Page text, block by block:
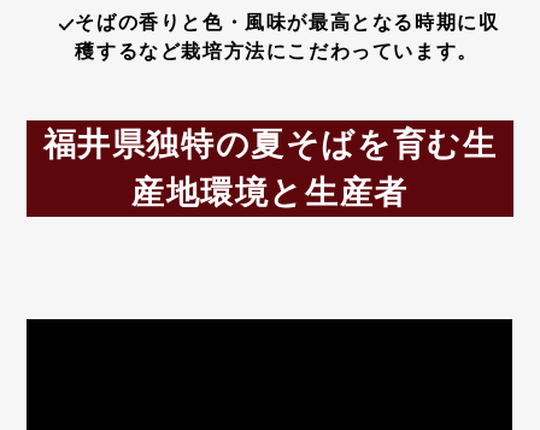
そばの香りと色・風味が最高となる時期に収
穫するなど栽培方法にこだわっています。
福井県独特の夏そばを育む生
産地環境と生産者